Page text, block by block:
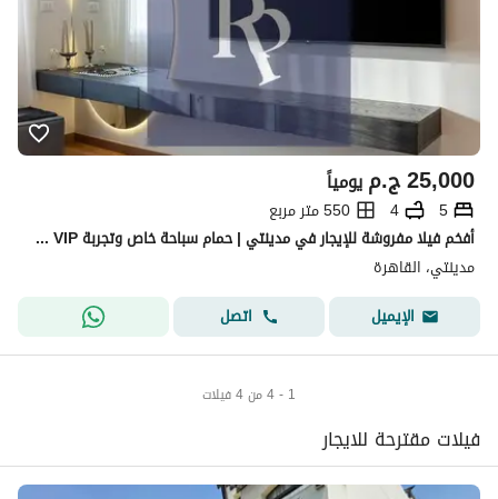
ج.م25,000 يومياً
5
4
550 متر مربع
أفخم فيلا مفروشة للإيجار في مدينتي | حمام سباحة خاص وتجربة VIP فاخرة - موقع مميزالطريق الدائري وطريق السويس ومطار القاهرة الدولي
مدينتي، القاهرة
الإيميل
اتصل
1 - 4 من 4 فيلات
فيلات مقترحة للايجار